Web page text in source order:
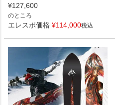
¥127,600
のところ
エレスポ価格 ¥114,000税込